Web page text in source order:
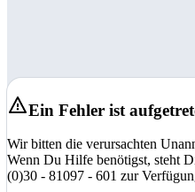
Ein Fehler ist
Wir bitten die verursachten
Wenn Du Hilfe benötigst, steht
(0)30 - 81097 - 601 zur